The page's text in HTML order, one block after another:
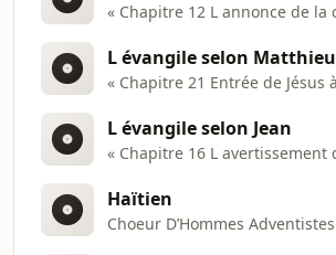
L évangile selon Matthieu
L évangile selon Jean
Haïtien